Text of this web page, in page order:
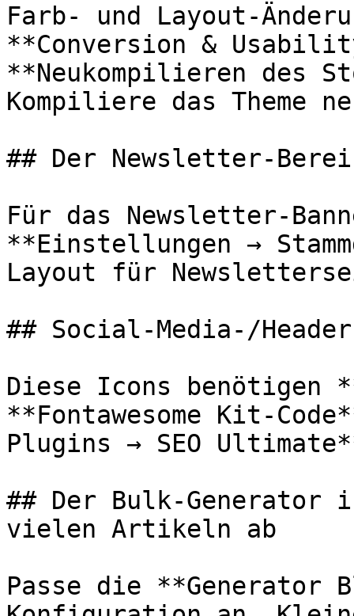
Farb- und Layout-
**Conversion &
**Neukompilieren des
Kompiliere das Theme
## Der Newsletter-
Für das Newsletter-
**Einstellungen →
Layout für
## Social-Media-/
Diese Icons benötigen
**Fontawesome Kit-
Plugins → SEO
## Der Bulk-
vielen Artikeln ab
Passe die